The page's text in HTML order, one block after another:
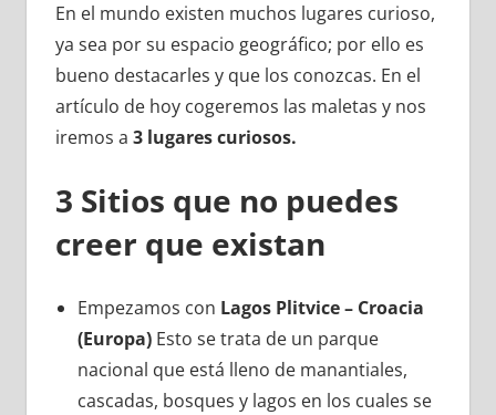
En el mundo existen muchos lugares curioso,
ya sea por su espacio geográfico; por ello es
bueno destacarles y que los conozcas. En el
artículo de hoy cogeremos las maletas y nos
iremos a 3 lugares curiosos.
3 Sitios que no puedes
creer que existan
Empezamos con Lagos Plitvice – Croacia
(Europa) Esto se trata de un parque
nacional que está lleno de manantiales,
cascadas, bosques y lagos en los cuales se